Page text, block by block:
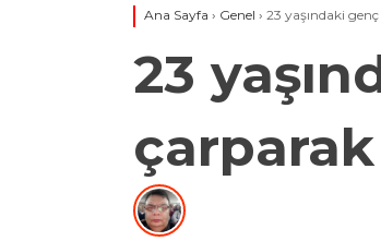
Ana Sayfa › Genel › 23 yaşındaki
23